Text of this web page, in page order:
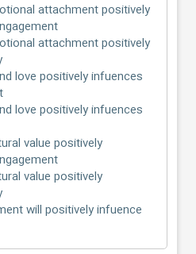
attachment positively
attachment positively
love positively infuences
love positively infuences
value positively
value positively
will positively infuence